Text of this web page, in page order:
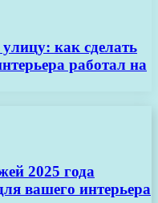
как сделать
работал на
2025 года
вашего интерьера